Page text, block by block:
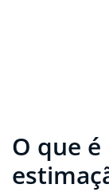
O que